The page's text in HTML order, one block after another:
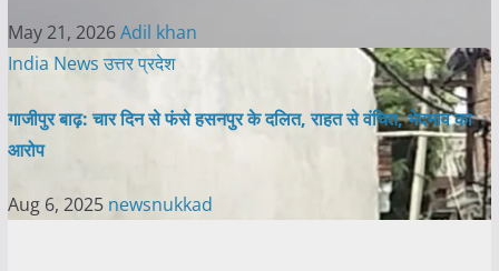
May 21, 2026Adil khan
India Newsउत्तर प्रदेश
गाजीपुर बाढ़: चार दिन से फंसे हसनपुर के दलित, राहत से वंचित, भेदभाव का
आरोप
Aug 6, 2025 newsnukkad